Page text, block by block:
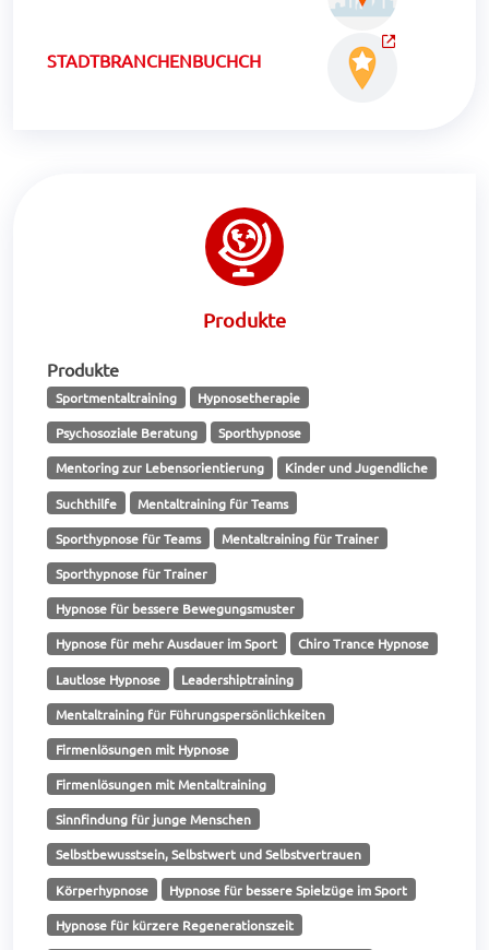
STADTBRANCHENBUCHCH
Produkte
Produkte
Sportmentaltraining Hypnosetherapie
Psychosoziale Beratung Sporthypnose
Mentoring zur Lebensorientierung Kinder und Jugendliche
Suchthilfe Mentaltraining für Teams
Sporthypnose für Teams Mentaltraining für Trainer
Sporthypnose für Trainer
Hypnose für bessere Bewegungsmuster
Hypnose für mehr Ausdauer im Sport Chiro Trance Hypnose
Lautlose Hypnose Leadershiptraining
Mentaltraining für Führungspersönlichkeiten
Firmenlösungen mit Hypnose
Firmenlösungen mit Mentaltraining
Sinnfindung für junge Menschen
Selbstbewusstsein, Selbstwert und Selbstvertrauen
Körperhypnose Hypnose für bessere Spielzüge im Sport
Hypnose für kürzere Regenerationszeit